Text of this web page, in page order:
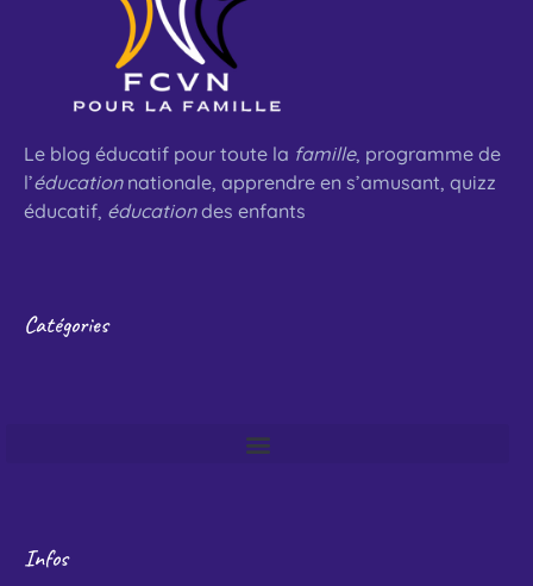
Le blog éducatif pour toute la famille, programme de
l’éducationnationale, apprendre en s’amusant, quizz
éducatif, éducationdes enfants
Catégories
Infos